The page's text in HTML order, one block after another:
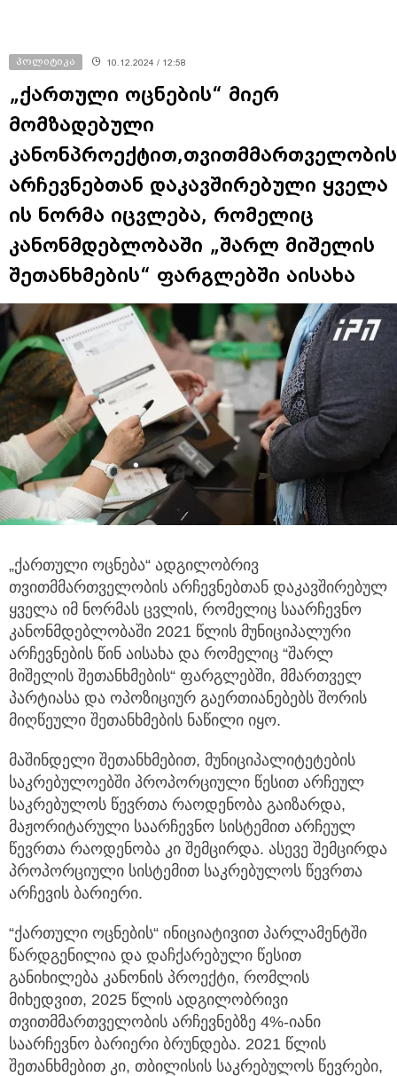
პოლიტიკა 10.12.2024 / 12:58
„ქართული ოცნების“ მიერ
მომზადებული
კანონპროექტით,თვითმმართველობის
არჩევნებთან დაკავშირებული ყველა
ის ნორმა იცვლება, რომელიც
კანონმდებლობაში „შარლ მიშელის
შეთანხმების“ ფარგლებში აისახა
„ქართული ოცნება“ ადგილობრივ
თვითმმართველობის არჩევნებთან დაკავშირებულ
ყველა იმ ნორმას ცვლის, რომელიც საარჩევნო
კანონმდებლობაში 2021 წლის მუნიციპალური
არჩევნების წინ აისახა და რომელიც “შარლ
მიშელის შეთანხმების“ ფარგლებში, მმართველ
პარტიასა და ოპოზიციურ გაერთიანებებს შორის
მიღწეული შეთანხმების ნაწილი იყო.
მაშინდელი შეთანხმებით, მუნიციპალიტეტების
საკრებულოებში პროპორციული წესით არჩეულ
საკრებულოს წევრთა რაოდენობა გაიზარდა,
მაჟორიტარული საარჩევნო სისტემით არჩეულ
წევრთა რაოდენობა კი შემცირდა. ასევე შემცირდა
პროპორციული სისტემით საკრებულოს წევრთა
არჩევის ბარიერი.
“ქართული ოცნების“ ინიციატივით პარლამენტში
წარდგენილია და დაჩქარებული წესით
განიხილება კანონის პროექტი, რომლის
მიხედვით, 2025 წლის ადგილობრივი
თვითმმართველობის არჩევნებზე 4%-იანი
საარჩევნო ბარიერი ბრუნდება. 2021 წლის
შეთანხმებით კი, თბილისის საკრებულოს წევრები,